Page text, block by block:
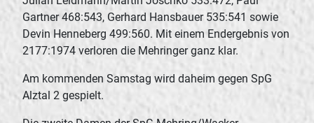
Julian Leidmann/Martin Joschko 533:472, Paul
Gartner 468:543, Gerhard Hansbauer 535:541 sowie
Devin Henneberg 499:560. Mit einem Endergebnis von
2177:1974 verloren die Mehringer ganz klar.
Am kommenden Samstag wird daheim gegen SpG
Alztal 2 gespielt.